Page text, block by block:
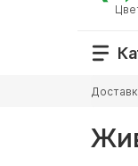
здесь